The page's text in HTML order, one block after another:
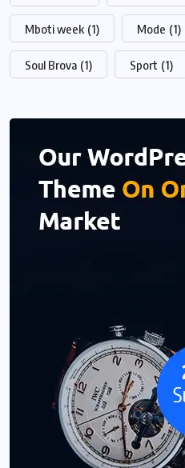
Mboti week (1) Mode (1)
Soul Brova (1) Sport (1)